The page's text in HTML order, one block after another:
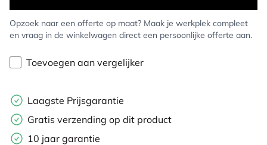
Opzoek naar een offerte op maat? Maak je werkplek compleet
en vraag in de winkelwagen direct een persoonlijke offerte aan.
Toevoegen aan vergelijker
Laagste Prijsgarantie
Gratis verzending op dit product
10 jaar garantie